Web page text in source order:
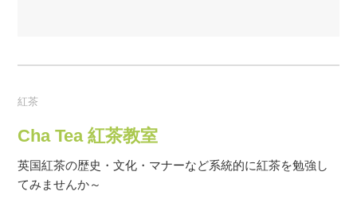
紅茶
Cha Tea 紅茶教室
英国紅茶の歴史・文化・マナーなど系統的に紅茶を勉強し
てみませんか～